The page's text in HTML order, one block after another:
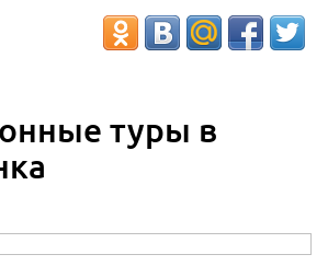
туры в